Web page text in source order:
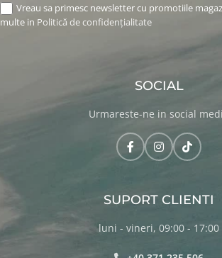
Vreau sa primesc newsletter cu promotiile
multe in Politică de confidențialitate
SOCIAL
Urmareste-ne in social
SUPORT CLIENTI
luni - vineri, 09:00 - 17:00